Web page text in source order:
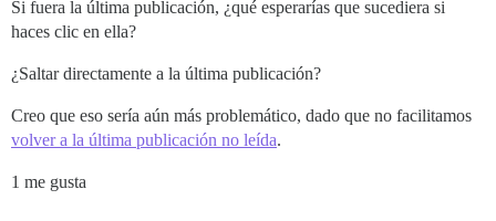
Si fuera la última publicación, ¿qué esperarías que sucediera si
haces clic en ella?
¿Saltar directamente a la última publicación?
Creo que eso sería aún más problemático, dado que no facilitamos
volver a la última publicación no leída.
1 me gusta